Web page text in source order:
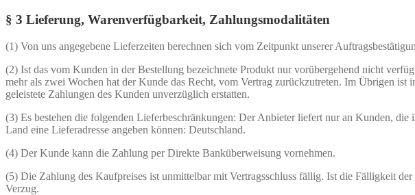
§ 3 Lieferung, Warenverfügbarkeit, Zahlungsmodalitäten
(1) Von uns angegebene Lieferzeiten berechnen sich vom Zeitpunkt unserer
(2) Ist das vom Kunden in der Bestellung bezeichnete Produkt nur vorübergehend nicht
mehr als zwei Wochen hat der Kunde das Recht, vom Vertrag zurückzutreten. Im Übrigen
geleistete Zahlungen des Kunden unverzüglich erstatten.
(3) Es bestehen die folgenden Lieferbeschränkungen: Der Anbieter liefert nur an Kunden,
Land eine Lieferadresse angeben können: Deutschland.
(4) Der Kunde kann die Zahlung per Direkte Banküberweisung vornehmen.
(5) Die Zahlung des Kaufpreises ist unmittelbar mit Vertragsschluss fällig. Ist die Fälligkeit
Verzug.